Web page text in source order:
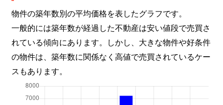
物件の築年数別の平均価格を表したグラフです。
一般的には築年数が経過した不動産は安い値段で売買さ
れている傾向にあります。しかし、大きな物件や好条件
の物件は、築年数に関係なく高値で売買されているケー
スもあります。